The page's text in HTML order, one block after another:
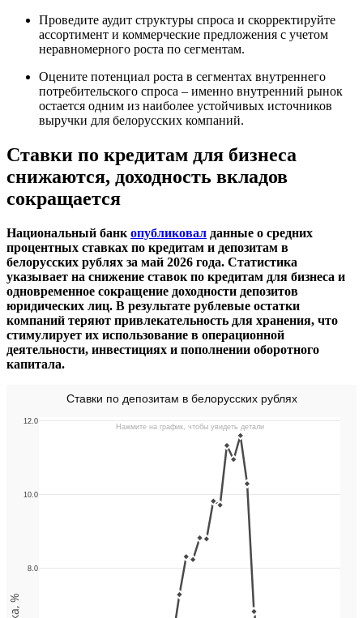
Проведите аудит структуры спроса и скорректируйте
ассортимент и коммерческие предложения с учетом
неравномерного роста по сегментам.
Оцените потенциал роста в сегментах внутреннего
потребительского спроса – именно внутренний рынок
остается одним из наиболее устойчивых источников
выручки для белорусских компаний.
Ставки по кредитам для бизнеса
снижаются, доходность вкладов
сокращается
Национальный банк опубликовал данные о средних
процентных ставках по кредитам и депозитам в
белорусских рублях за май 2026 года. Статистика
указывает на снижение ставок по кредитам для бизнеса и
одновременное сокращение доходности депозитов
юридических лиц. В результате рублевые остатки
компаний теряют привлекательность для хранения, что
стимулирует их использование в операционной
деятельности, инвестициях и пополнении оборотного
капитала.